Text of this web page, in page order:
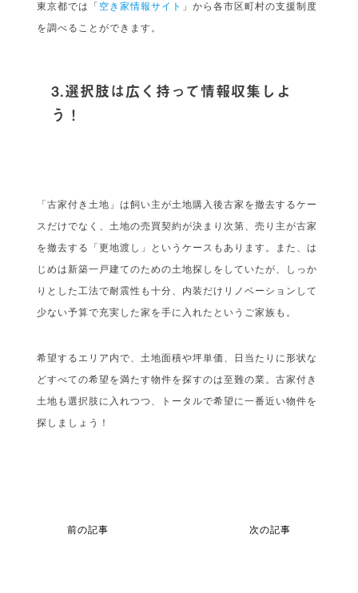
東京都では「 空き家情報サイト 」から各市区町村の支援制度
を調べることができます。
3.選択肢は広く持って情報収集しよ
う！
「古家付き土地」は飼い主が土地購入後古家を撤去するケー
スだけでなく、土地の売買契約が決まり次第、売り主が古家
を撤去する「更地渡し」というケースもあります。また、は
じめは新築一戸建てのための土地探しをしていたが、しっか
りとした工法で耐震性も十分、内装だけリノベーションして
少ない予算で充実した家を手に入れたというご家族も。
希望するエリア内で、土地面積や坪単価、日当たりに形状な
どすべての希望を満たす物件を探すのは至難の業。古家付き
土地も選択肢に入れつつ、トータルで希望に一番近い物件を
探しましょう！
前の記事 次の記事